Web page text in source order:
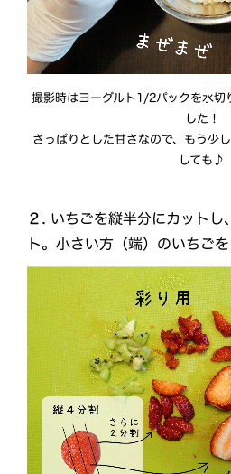
撮影時はヨーグルト1/2パックを水切
した！
さっぱりとした甘さなので、もう少
しても♪
２. いちごを縦半分にカットし
ト。小さい方（端）のいちご